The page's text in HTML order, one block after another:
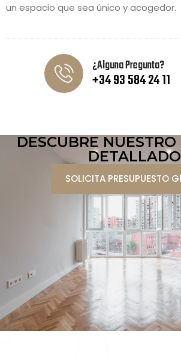
un espacio que sea único y acogedor.
¿Alguna Pregunta?
+34 93 584 24 11
DESCUBRE
DETALLADO
SOLICITA PRESUPUESTO